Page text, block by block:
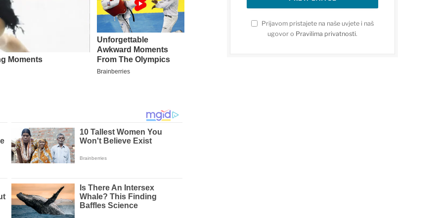
Prijavom pristajete na naše uvjete i naš
ugovor o Pravilima privatnosti.